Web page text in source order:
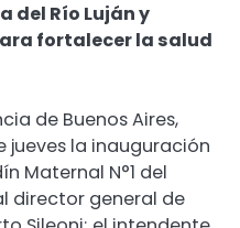
del Río Luján y
fortalecer la salud
de Buenos Aires,
jueves la inauguración
Maternal N°1 del
director general de